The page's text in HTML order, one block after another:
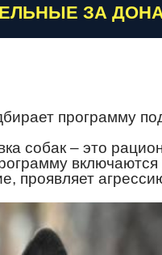
ЗА
программу
собак – это
проявляет